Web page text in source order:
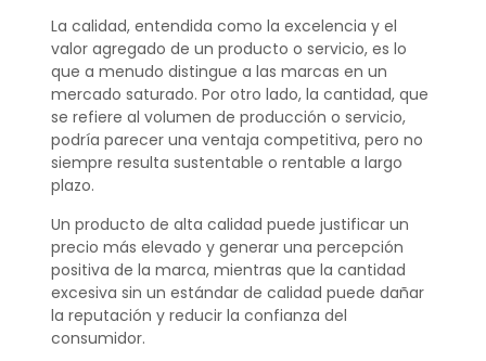
La calidad, entendida como la excelencia y el
valor agregado de un producto o servicio, es lo
que a menudo distingue a las marcas en un
mercado saturado. Por otro lado, la cantidad, que
se refiere al volumen de producción o servicio,
podría parecer una ventaja competitiva, pero no
siempre resulta sustentable o rentable a largo
plazo.
Un producto de alta calidad puede justificar un
precio más elevado y generar una percepción
positiva de la marca, mientras que la cantidad
excesiva sin un estándar de calidad puede dañar
la reputación y reducir la confianza del
consumidor.